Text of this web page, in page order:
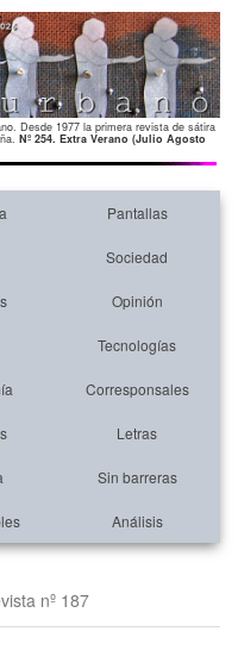
Desde 1977 la primera revista de sátira
Nº 254. Extra Verano (Julio Agosto
Pantallas
Sociedad
Opinión
Tecnologías
Corresponsales
Letras
Sin barreras
Análisis
nº 187